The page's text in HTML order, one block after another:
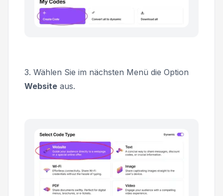
3. Wählen Sie im nächsten Menü die Option
Website aus.